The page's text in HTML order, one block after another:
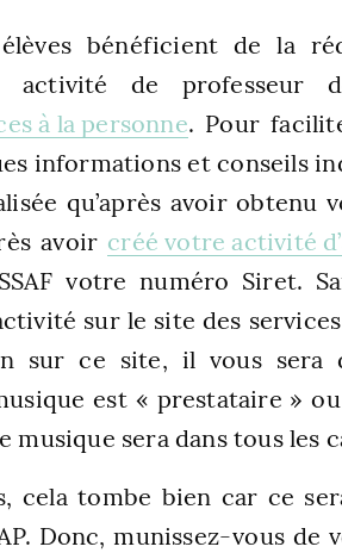
bénéficient de la
activité de professeur
à la personne. Pour
informations et conseils
qu’après avoir obtenu
avoir créé votre activité
votre numéro Siret.
sur le site des
sur ce site, il vous sera
est « prestataire »
musique sera dans tous les
cela tombe bien car ce
Donc, munissez-vous de